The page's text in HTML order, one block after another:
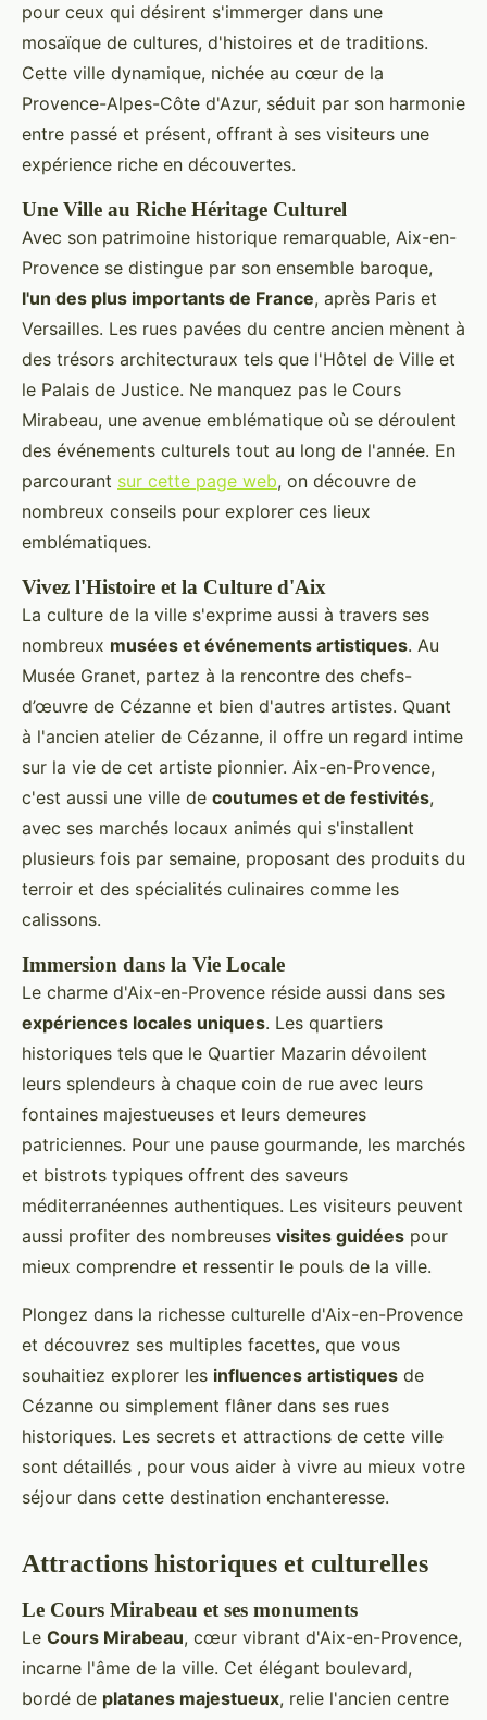
pour ceux qui désirent s'immerger dans une
mosaïque de cultures, d'histoires et de traditions.
Cette ville dynamique, nichée au cœur de la
Provence-Alpes-Côte d'Azur, séduit par son harmonie
entre passé et présent, offrant à ses visiteurs une
expérience riche en découvertes.
Une Ville au Riche Héritage Culturel
Avec son patrimoine historique remarquable, Aix-en-
Provence se distingue par son ensemble baroque,
l'un des plus importants de France, après Paris et
Versailles. Les rues pavées du centre ancien mènent à
des trésors architecturaux tels que l'Hôtel de Ville et
le Palais de Justice. Ne manquez pas le Cours
Mirabeau, une avenue emblématique où se déroulent
des événements culturels tout au long de l'année. En
parcourant sur cette page web, on découvre de
nombreux conseils pour explorer ces lieux
emblématiques.
Vivez l'Histoire et la Culture d'Aix
La culture de la ville s'exprime aussi à travers ses
nombreux musées et événements artistiques. Au
Musée Granet, partez à la rencontre des chefs-
d’œuvre de Cézanne et bien d'autres artistes. Quant
à l'ancien atelier de Cézanne, il offre un regard intime
sur la vie de cet artiste pionnier. Aix-en-Provence,
c'est aussi une ville de coutumes et de festivités,
avec ses marchés locaux animés qui s'installent
plusieurs fois par semaine, proposant des produits du
terroir et des spécialités culinaires comme les
calissons.
Immersion dans la Vie Locale
Le charme d'Aix-en-Provence réside aussi dans ses
expériences locales uniques. Les quartiers
historiques tels que le Quartier Mazarin dévoilent
leurs splendeurs à chaque coin de rue avec leurs
fontaines majestueuses et leurs demeures
patriciennes. Pour une pause gourmande, les marchés
et bistrots typiques offrent des saveurs
méditerranéennes authentiques. Les visiteurs peuvent
aussi profiter des nombreuses visites guidées pour
mieux comprendre et ressentir le pouls de la ville.
Plongez dans la richesse culturelle d'Aix-en-Provence
et découvrez ses multiples facettes, que vous
souhaitiez explorer les influences artistiques de
Cézanne ou simplement flâner dans ses rues
historiques. Les secrets et attractions de cette ville
sont détaillés , pour vous aider à vivre au mieux votre
séjour dans cette destination enchanteresse.
Attractions historiques et culturelles
Le Cours Mirabeau et ses monuments
Le Cours Mirabeau, cœur vibrant d'Aix-en-Provence,
incarne l'âme de la ville. Cet élégant boulevard,
bordé de platanes majestueux, relie l'ancien centre